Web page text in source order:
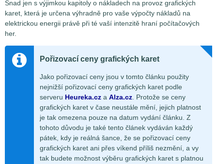
Snad jen s výjimkou kapitoly o nákladech na provoz grafických
karet, která je určena výhradně pro vaše výpočty nákladů na
elektrickou energii právě při té vaší intenzitě hraní počítačových
her.
Pořizovací ceny grafických karet
Jako pořizovací ceny jsou v tomto článku použity
nejnižší pořizovací ceny grafických karet podle
serveru Heureka.cz a Alza.cz. Protože se ceny
grafických karet v čase neustále mění, jejich platnost
je tak omezena pouze na datum vydání článku. Z
tohoto důvodu je také tento článek vydáván každý
pátek, kdy je reálná šance, že se pořizovací ceny
grafických karet ani přes víkend příliš nezmění, a vy
tak budete možnost výběru grafických karet s platnou